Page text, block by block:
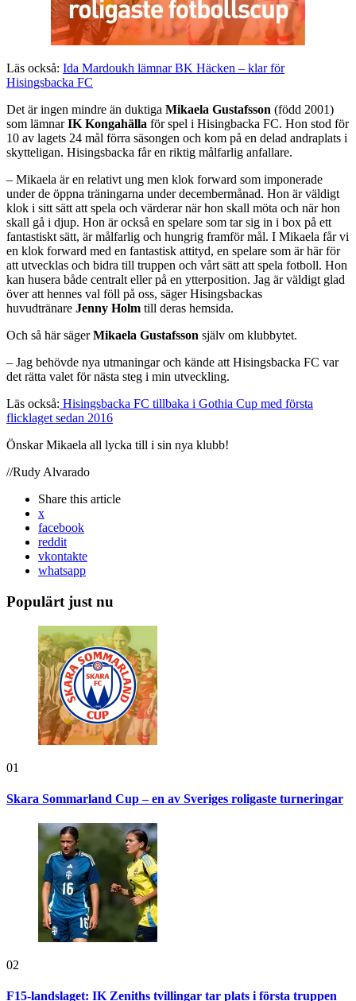
Läs också: Ida Mardoukh lämnar BK Häcken – klar för
Hisingsbacka FC
Det är ingen mindre än duktiga Mikaela Gustafsson (född 2001)
som lämnarIK Kongahälla för spel i Hisingbacka FC. Hon stod för
10 av lagets 24 mål förra säsongen och kom på en delad andraplats i
skytteligan. Hisingsbacka får en riktig målfarlig anfallare.
– Mikaela är en relativt ung men klok forward som imponerade
under de öppna träningarna under decembermånad. Hon är väldigt
klok i sitt sätt att spela och värderar när hon skall möta och när hon
skall gå i djup. Hon är också en spelare som tar sig in i box på ett
fantastiskt sätt, är målfarlig och hungrig framför mål. I Mikaela får vi
en klok forward med en fantastisk attityd, en spelare som är här för
att utvecklas och bidra till truppen och vårt sätt att spela fotboll. Hon
kan husera både centralt eller på en ytterposition. Jag är väldigt glad
över att hennes val föll på oss, säger Hisingsbackas
huvudtränare Jenny Holm till deras hemsida.
Och så här sägerMikaela Gustafsson själv om klubbytet.
– Jag behövde nya utmaningar och kände att Hisingsbacka FC var
det rätta valet för nästa steg i min utveckling.
Läs också: Hisingsbacka FC tillbaka i Gothia Cup med första
flicklaget sedan 2016
Önskar Mikaela all lycka till i sin nya klubb!
//Rudy Alvarado
Share this article
x
facebook
reddit
vkontakte
whatsapp
Populärt just nu
01
Skara Sommarland Cup – en av Sveriges roligaste turneringar
02
F15-landslaget: IK Zeniths tvillingar tar plats i första truppen